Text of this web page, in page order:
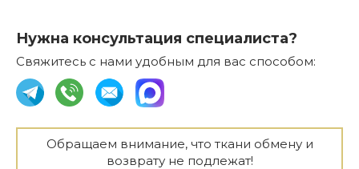
Нужна консультация специалиста?
Свяжитесь с нами удобным для вас способом:
Обращаем внимание, что ткани обмену и
возврату не подлежат!